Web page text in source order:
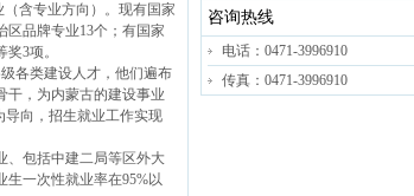
含专业方向）。现有国家
区品牌专业13个；有国家
3项。
各类建设人才，他们遍布
干，为内蒙古的建设事业
导向，招生就业工作实现
包括中建二局等区外大
一次性就业率在95%以
咨询热线
电话：0471-3996910
传真：0471-3996910